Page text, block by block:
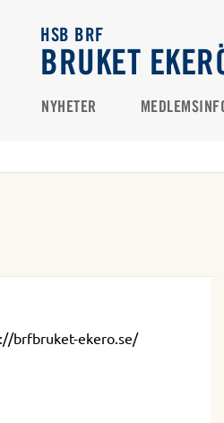
HSB BRF
BRUKET
NYHETER
brfbruket-ekero.se/